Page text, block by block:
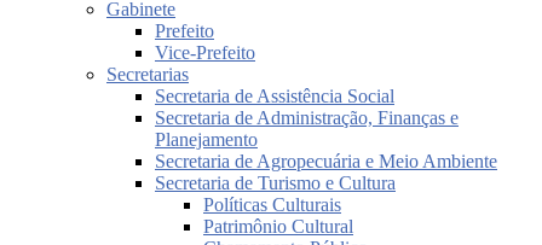
Gabinete
Prefeito
Vice-Prefeito
Secretarias
Secretaria de Assistência Social
Secretaria de Administração, Finanças e
Planejamento
Secretaria de Agropecuária e Meio Ambiente
Secretaria de Turismo e Cultura
Políticas Culturais
Patrimônio Cultural